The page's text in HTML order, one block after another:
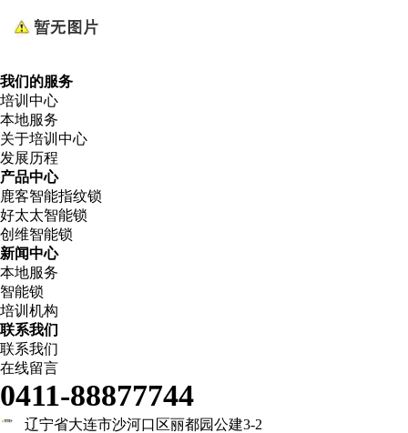
我们的服务
培训中心
本地服务
关于培训中心
发展历程
产品中心
鹿客智能指纹锁
好太太智能锁
创维智能锁
新闻中心
本地服务
智能锁
培训机构
联系我们
联系我们
在线留言
0411-88877744
辽宁省大连市沙河口区丽都园公建3-2